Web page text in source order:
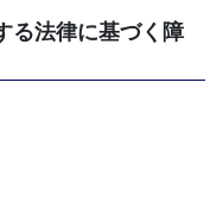
る法律に基づく障